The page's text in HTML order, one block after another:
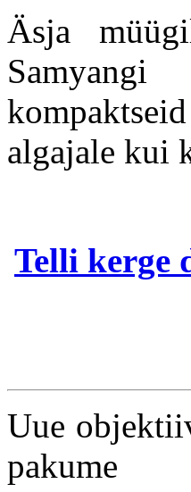
Äsja
Samyangi
algajale kui
Telli kerge
Uue
pakume